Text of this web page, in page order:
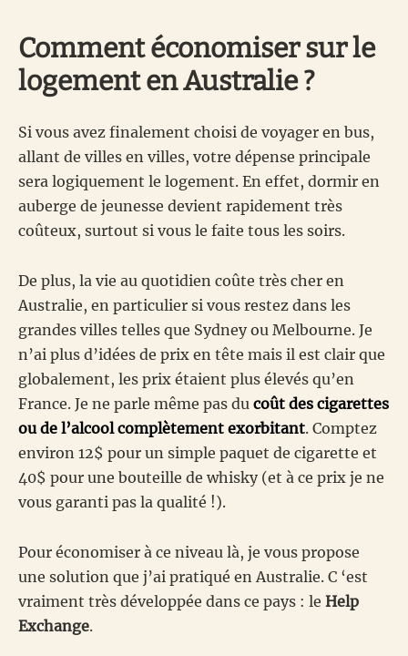
Comment économiser sur le
logement en Australie ?
Si vous avez finalement choisi de voyager en bus,
allant de villes en villes, votre dépense principale
sera logiquement le logement. En effet, dormir en
auberge de jeunesse devient rapidement très
coûteux, surtout si vous le faite tous les soirs.
De plus, la vie au quotidien coûte très cher en
Australie, en particulier si vous restez dans les
grandes villes telles que Sydney ou Melbourne. Je
n’ai plus d’idées de prix en tête mais il est clair que
globalement, les prix étaient plus élevés qu’en
France. Je ne parle même pas du coût des cigarettes
ou de l’alcool complètement exorbitant. Comptez
environ 12$ pour un simple paquet de cigarette et
40$ pour une bouteille de whisky (et à ce prix je ne
vous garanti pas la qualité !).
Pour économiser à ce niveau là, je vous propose
une solution que j’ai pratiqué en Australie. C ‘est
vraiment très développée dans ce pays : le Help
Exchange.